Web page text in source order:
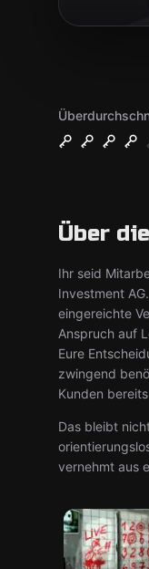
Über
Ihr seid
Investment
eingereichte
Anspruch auf
Eure
zwingend
Kunden
Das bleibt
vernehmt aus